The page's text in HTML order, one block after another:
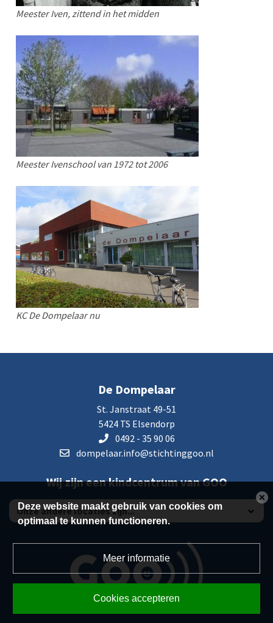
Meester Iven, zittend in het midden
Meester Ivenschool van 1972 tot 2006
KC De Dompelaar nu
De Dompelaar
St. Janstraat 49-51
5424 TS Elsendorp
0492 - 35 90 06
dompelaar.info@stichtinggoo.nl
Wij zijn een kindcentrum van GOO
Deze website maakt gebruik van cookies om
optimaal te kunnen functioneren.
Meer informatie
Cookies accepteren